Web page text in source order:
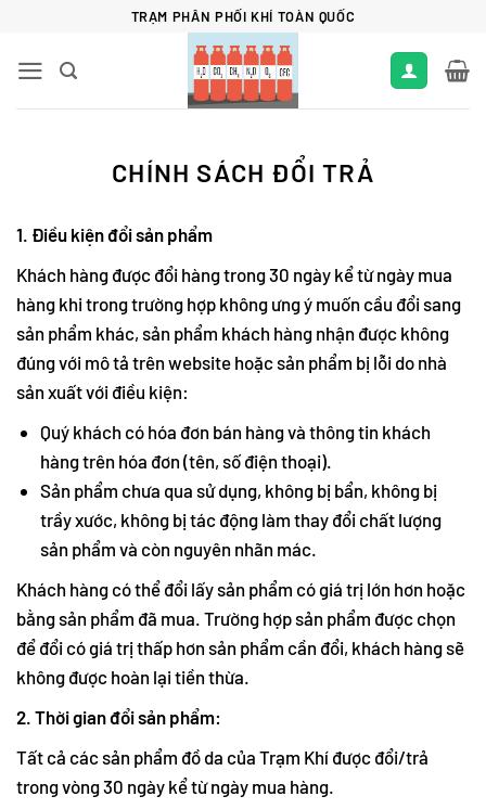
nội
TRẠM PHÂN PHỐI KHÍ TOÀN QUỐC
CHÍNH SÁCH ĐỔI TRẢ
1. Điều kiện đổi sản phẩm
Khách hàng được đổi hàng trong 30 ngày kể từ ngày mua
hàng khi trong trường hợp không ưng ý muốn cầu đổi sang
sản phẩm khác, sản phẩm khách hàng nhận được không
đúng với mô tả trên website hoặc sản phẩm bị lỗi do nhà
sản xuất với điều kiện:
Quý khách có hóa đơn bán hàng và thông tin khách
hàng trên hóa đơn (tên, số điện thoại).
Sản phẩm chưa qua sử dụng, không bị bẩn, không bị
trầy xước, không bị tác động làm thay đổi chất lượng
sản phẩm và còn nguyên nhãn mác.
Khách hàng có thể đổi lấy sản phẩm có giá trị lớn hơn hoặc
bằng sản phẩm đã mua. Trường hợp sản phẩm được chọn
để đổi có giá trị thấp hơn sản phẩm cần đổi, khách hàng sẽ
không được hoàn lại tiền thừa.
2. Thời gian đổi sản phẩm:
Tất cả các sản phẩm đồ da của Trạm Khí được đổi/trả
trong vòng 30 ngày kể từ ngày mua hàng.